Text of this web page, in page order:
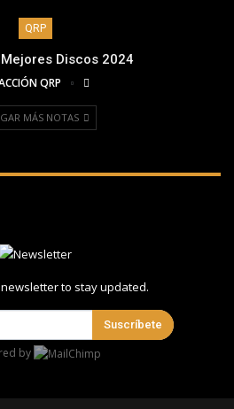
QRP
Mejores Discos 2024
QRP
MÁS NOTAS
to stay updated.
Suscríbete
by